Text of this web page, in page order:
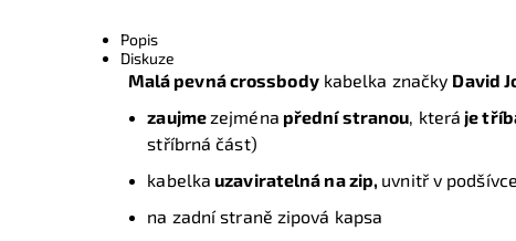
Popis
Diskuze
Malá pevná crossbodykabelka značky David
zaujmezejména přední stranou, která je
stříbrná část)
kabelka uzaviratelná na zip, uvnitř v
na zadní straně zipová kapsa